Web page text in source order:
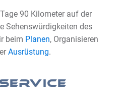
90 Kilometer auf der
Sehenswürdigkeiten des
beim Planen, Organisieren
Ausrüstung.